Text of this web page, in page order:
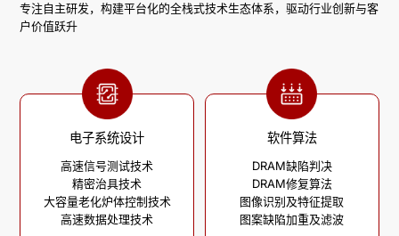
专注自主研发，构建平台化的全栈式技术生态体系，驱动行业创新与客
户价值跃升
电子系统设计
高速信号测试技术
精密治具技术
大容量老化炉体控制技术
高速数据处理技术
软件算法
DRAM缺陷判决
DRAM修复算法
图像识别及特征提取
图案缺陷加重及滤波